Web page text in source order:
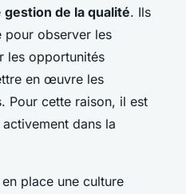
gestion de la qualité. Ils
pour observer les
les opportunités
en œuvre les
Pour cette raison, il est
dans la
place une culture